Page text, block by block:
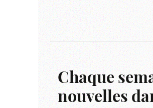
Chaque
nouvelles